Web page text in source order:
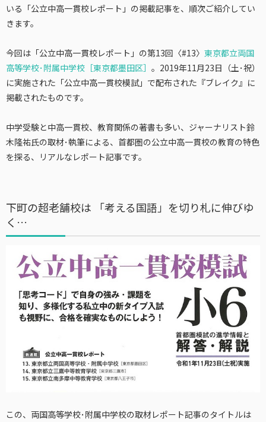
いる「公立中高一貫校レポート」の掲載記事を、順次ご紹介してい
きます。
今回は「公立中高一貫校レポート」の第13回〈#13〉 東京都立両国
高等学校･附属中学校［東京都墨田区］ 。2019年11月23日（土･祝）
に実施された「公立中高一貫校模試」で配布された『ブレイク』に
掲載されたものです。
中学受験と中高一貫校、教育関係の著書も多い、ジャーナリスト鈴
木隆祐氏の取材･執筆による、首都圏の公立中高一貫校の教育の特色
を探る、リアルなレポート記事です。
下町の超老舗校は 「考える国語」を切り札に伸びゆ
く…
この、両国高等学校･附属中学校の取材レポート記事のタイトルは